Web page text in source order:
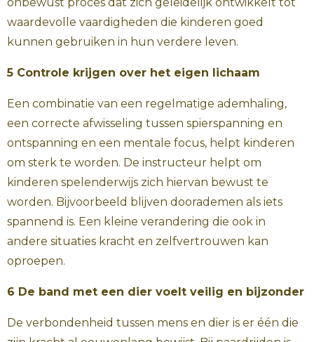
waardevolle vaardigheden die kinderen goed
kunnen gebruiken in hun verdere leven.
5 Controle krijgen over het eigen lichaam
Een combinatie van een regelmatige ademhaling,
een correcte afwisseling tussen spierspanning en
ontspanning en een mentale focus, helpt kinderen
om sterk te worden. De instructeur helpt om
kinderen spelenderwijs zich hiervan bewust te
worden. Bijvoorbeeld blijven doorademen als iets
spannend is. Een kleine verandering die ook in
andere situaties kracht en zelfvertrouwen kan
oproepen.
6 De band met een dier voelt veilig en bijzonder
De verbondenheid tussen mens en dier is er één die